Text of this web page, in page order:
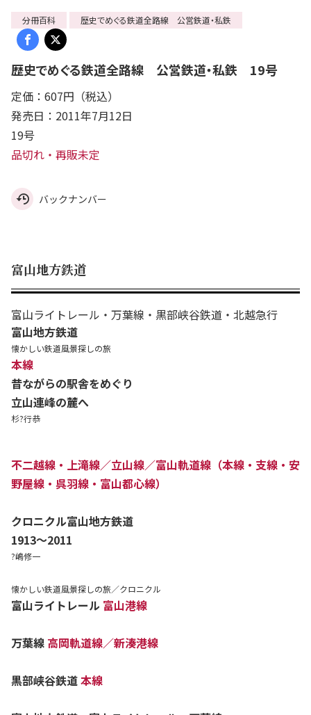
分冊百科 歴史でめぐる鉄道全路線 公営鉄道・私鉄
歴史でめぐる鉄道全路線 公営鉄道・私鉄 19号
定価：607円（税込）
発売日：2011年7月12日
19号
品切れ・再販未定
バックナンバー
富山地方鉄道
富山ライトレール・万葉線・黒部峡谷鉄道・北越急行
富山地方鉄道
懐かしい鉄道風景探しの旅
本線
昔ながらの駅舎をめぐり
立山連峰の麓へ
杉?行恭
不二越線・上滝線／立山線／富山軌道線（本線・支線・安
野屋線・呉羽線・富山都心線）
クロニクル富山地方鉄道
1913〜2011
?嶋修一
懐かしい鉄道風景探しの旅／クロニクル
富山ライトレール 富山港線
万葉線 高岡軌道線／新湊港線
黒部峡谷鉄道本線